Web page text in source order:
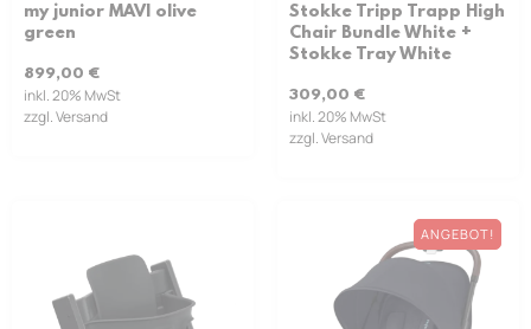
my junior MAVI olive
green
899,00 €
inkl. 20% MwSt
zzgl. Versand
Stokke Tripp Trapp High
Chair Bundle White +
Stokke Tray White
309,00 €
inkl. 20% MwSt
zzgl. Versand
ANGEBOT!